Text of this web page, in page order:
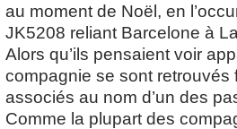
au moment de Noël, en
JK5208 reliant Barcelone à
Alors qu’ils pensaient voir
compagnie se sont
associés au nom d’un des
Comme la plupart des